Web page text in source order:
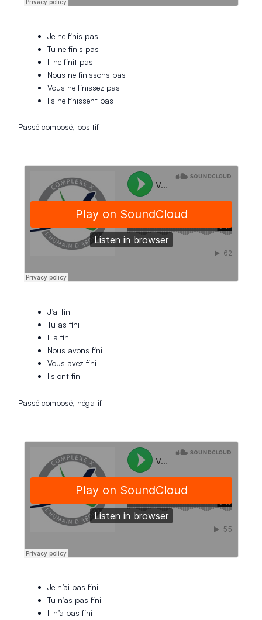
Je ne finis pas
Tu ne finis pas
Il ne finit pas
Nous ne finissons pas
Vous ne finissez pas
Ils ne finissent pas
Passé composé, positif
J’ai fini
Tu as fini
Il a fini
Nous avons fini
Vous avez fini
Ils ont fini
Passé composé, négatif
Je n’ai pas fini
Tu n’as pas fini
Il n’a pas fini